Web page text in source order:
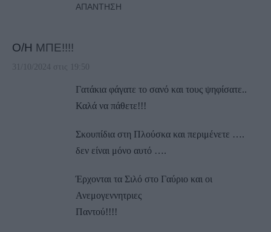
ΑΠΆΝΤΗΣΗ
Ο/Η ΜΠΕ!!!!
31/10/2024 στις 19:50
Γατάκια φάγατε το σανό και τους ψηφίσατε..
Καλά να πάθετε!!!
Σκουπίδια στη Πλούσκα και περιμένετε ….
δεν είναι μόνο αυτό ….
Έρχονται τα Σιλό στο Γαύριο και οι
Ανεμογεννητριες
Παντού!!!!